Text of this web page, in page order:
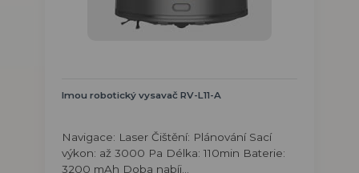
Imou robotický vysavač RV-L11-A
Navigace: Laser Čištění: Plánování Sací
výkon: až 3000 Pa Délka: 110min Baterie:
3200 mAh Doba nabíj...